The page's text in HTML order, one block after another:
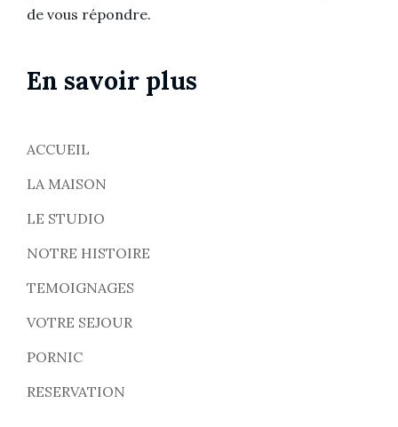
de vous répondre.
En savoir plus
ACCUEIL
LA MAISON
LE STUDIO
NOTRE HISTOIRE
TEMOIGNAGES
VOTRE SEJOUR
PORNIC
RESERVATION